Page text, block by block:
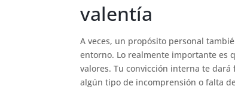
valentía
A veces, un propósito personal
entorno. Lo realmente importante es
valores. Tu convicción interna te
algún tipo de incomprensión o falta